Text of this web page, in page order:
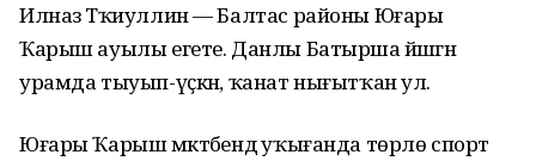
Илназ Тәҡиуллин — Балтас районы Юғары
Ҡарыш ауылы егете. Данлы Батырша йәшәгән
урамда тыуып-үҫкән, ҡанат нығытҡан ул.
Юғары Ҡарыш мәктәбендә уҡығанда төрлө спорт